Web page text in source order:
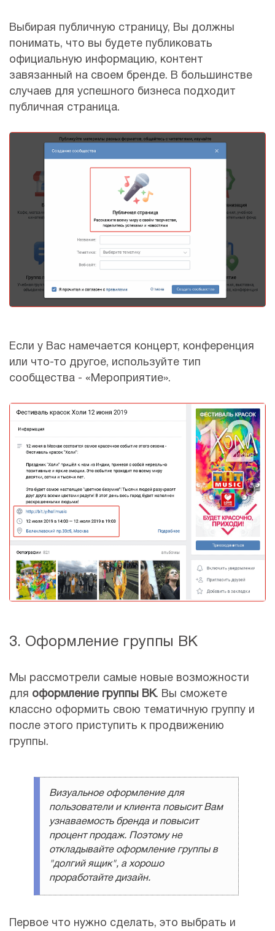
Выбирая публичную страницу, Вы должны
понимать, что вы будете публиковать
официальную информацию, контент
завязанный на своем бренде. В большинстве
случаев для успешного бизнеса подходит
публичная страница.
Если у Вас намечается концерт, конференция
или что-то другое, используйте тип
сообщества - «Мероприятие».
3. Оформление группы ВК
Мы рассмотрели самые новые возможности
для оформление группы ВК. Вы сможете
классно оформить свою тематичную группу и
после этого приступить к продвижению
группы.
Визуальное оформление для
пользователи и клиента повысит Вам
узнаваемость бренда и повысит
процент продаж. Поэтому не
откладывайте оформление группы в
"долгий ящик", а хорошо
проработайте дизайн.
Первое что нужно сделать, это выбрать и